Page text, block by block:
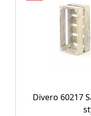
Divero 60217